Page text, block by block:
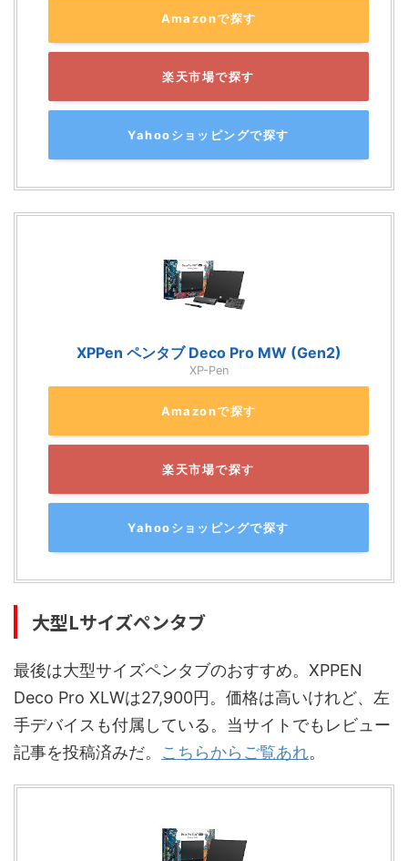
Amazonで探す
楽天市場で探す
Yahooショッピングで探す
XPPen ペンタブ Deco Pro MW (Gen2)
XP-Pen
Amazonで探す
楽天市場で探す
Yahooショッピングで探す
大型Lサイズペンタブ
最後は大型サイズペンタブのおすすめ。XPPEN
Deco Pro XLWは27,900円。価格は高いけれど、左
手デバイスも付属している。当サイトでもレビュー
記事を投稿済みだ。 こちらからご覧あれ。